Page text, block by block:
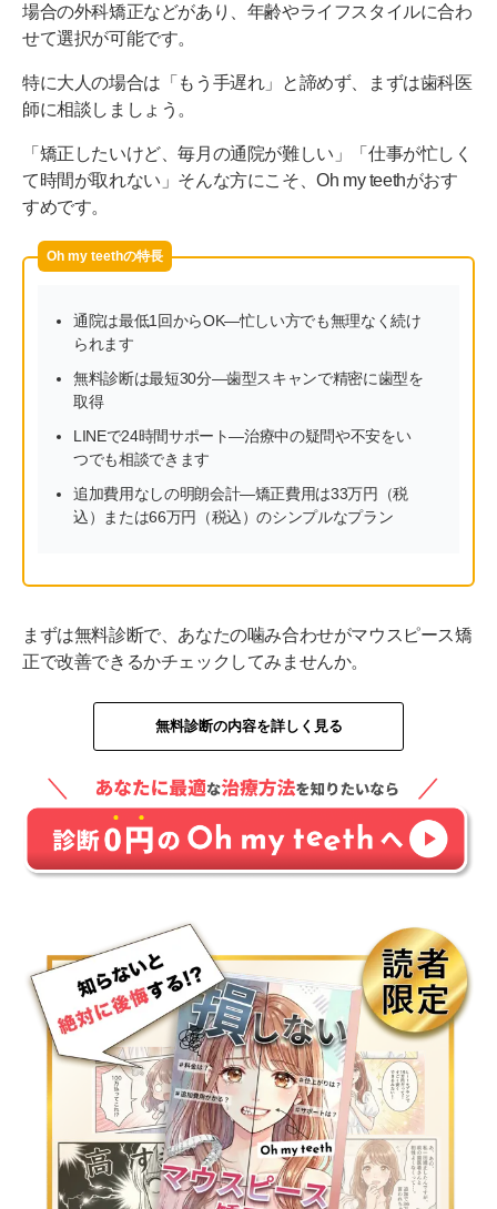
場合の外科矯正などがあり、年齢やライフスタイルに合わ
せて選択が可能です。
特に大人の場合は「もう手遅れ」と諦めず、まずは歯科医
師に相談しましょう。
「矯正したいけど、毎月の通院が難しい」「仕事が忙しく
て時間が取れない」そんな方にこそ、Oh my teethがおす
すめです。
Oh my teethの特長
通院は最低1回からOK—忙しい方でも無理なく続け
られます
無料診断は最短30分—歯型スキャンで精密に歯型を
取得
LINEで24時間サポート—治療中の疑問や不安をい
つでも相談できます
追加費用なしの明朗会計—矯正費用は33万円（税
込）または66万円（税込）のシンプルなプラン
まずは無料診断で、あなたの噛み合わせがマウスピース矯
正で改善できるかチェックしてみませんか。
無料診断の内容を詳しく見る